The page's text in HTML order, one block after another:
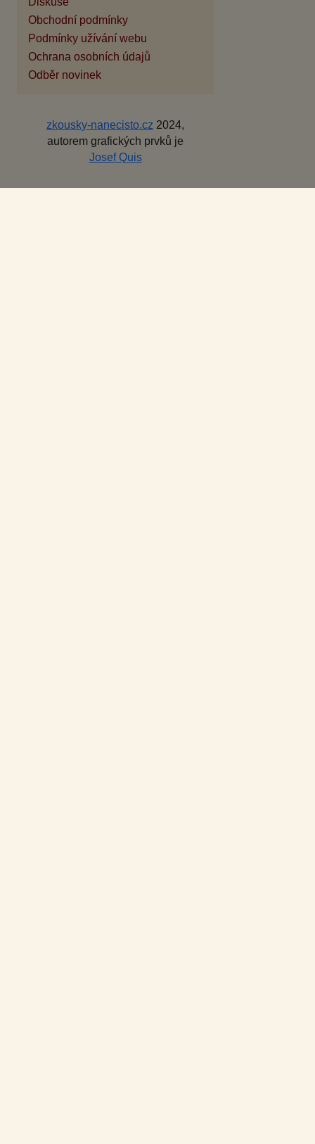
Obchodní podmínky
Podmínky užívání webu
Ochrana osobních údajů
Odběr novinek
zkousky-nanecisto.cz 2024,
autorem grafických prvků je
Josef Quis